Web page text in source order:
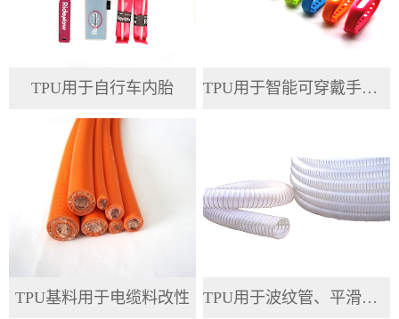
TPU用于自行车内胎 TPU用于智能可穿戴手环腕带
TPU基料用于电缆料改性 TPU用于波纹管、平滑管、全塑管等软管